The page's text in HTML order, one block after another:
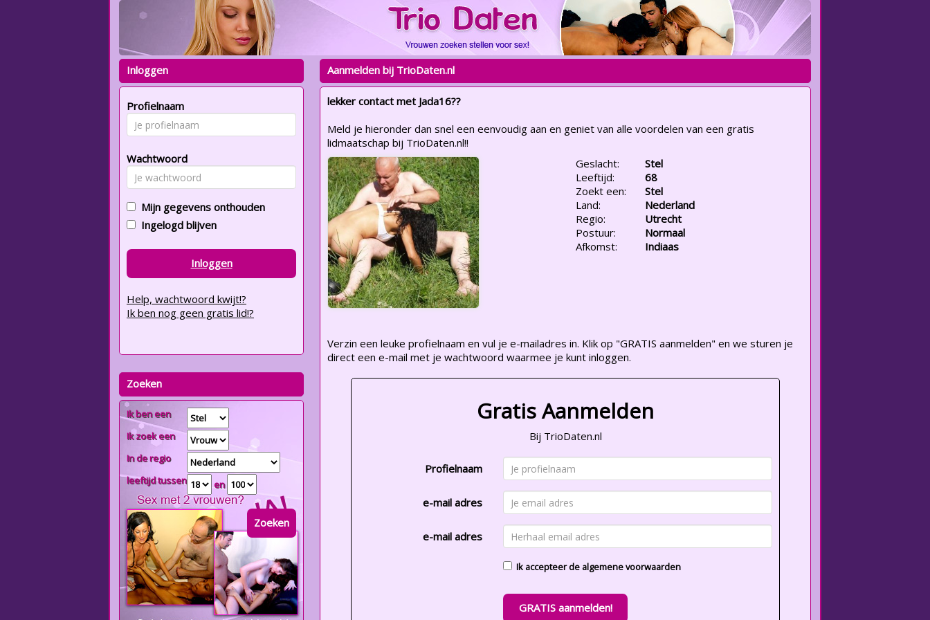
Aanmelden bij TrioDaten.nl
lekker contact met Jada16??
Meld je hieronder dan snel een eenvoudig aan en geniet van alle voordelen van een gratis
lidmaatschap bij TrioDaten.nl!!
Geslacht:
Stel
Leeftijd:
68
Zoekt een:
Stel
Land:
Nederland
Regio:
Utrecht
Postuur:
Normaal
Afkomst:
Indiaas
Verzin een leuke profielnaam en vul je e-mailadres in. Klik op "GRATIS aanmelden" en we sturen je
direct een e-mail met je wachtwoord waarmee je kunt inloggen.
Gratis Aanmelden
Bij TrioDaten.nl
Profielnaam
e-mail adres
e-mail adres
Ik accepteer de algemene voorwaarden
GRATIS aanmelden!
Inloggen
Profielnaam
Wachtwoord
Mijn gegevens onthouden
Ingelogd blijven
Inloggen
Help, wachtwoord kwijt!?
Ik ben nog geen gratis lid!?
Zoeken
Ik ben een
Ik zoek een
In de regio
leeftijd tussen
en
Zoeken